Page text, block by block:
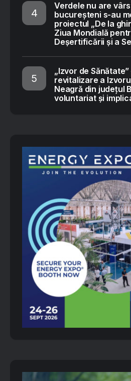
Verdele nu are
bucureșteni s-au
proiectul „De la
Ziua Mondială
Deșertificării și a
„Izvor de
revitalizare a
Neagră din județul
voluntariat și